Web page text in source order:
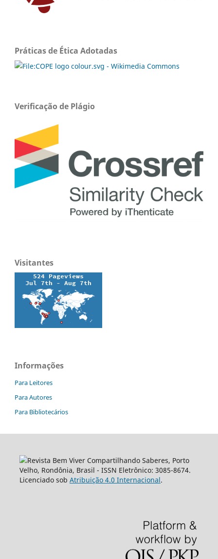
Práticas de Ética Adotadas
Verificação de Plágio
Visitantes
Informações
Para Leitores
Para Autores
Para Bibliotecários
Revista Bem Viver Compartilhando Saberes, Porto
Velho, Rondônia, Brasil - ISSN Eletrônico: 3085-8674.
Licenciado sob Atribuição 4.0 Internacional.